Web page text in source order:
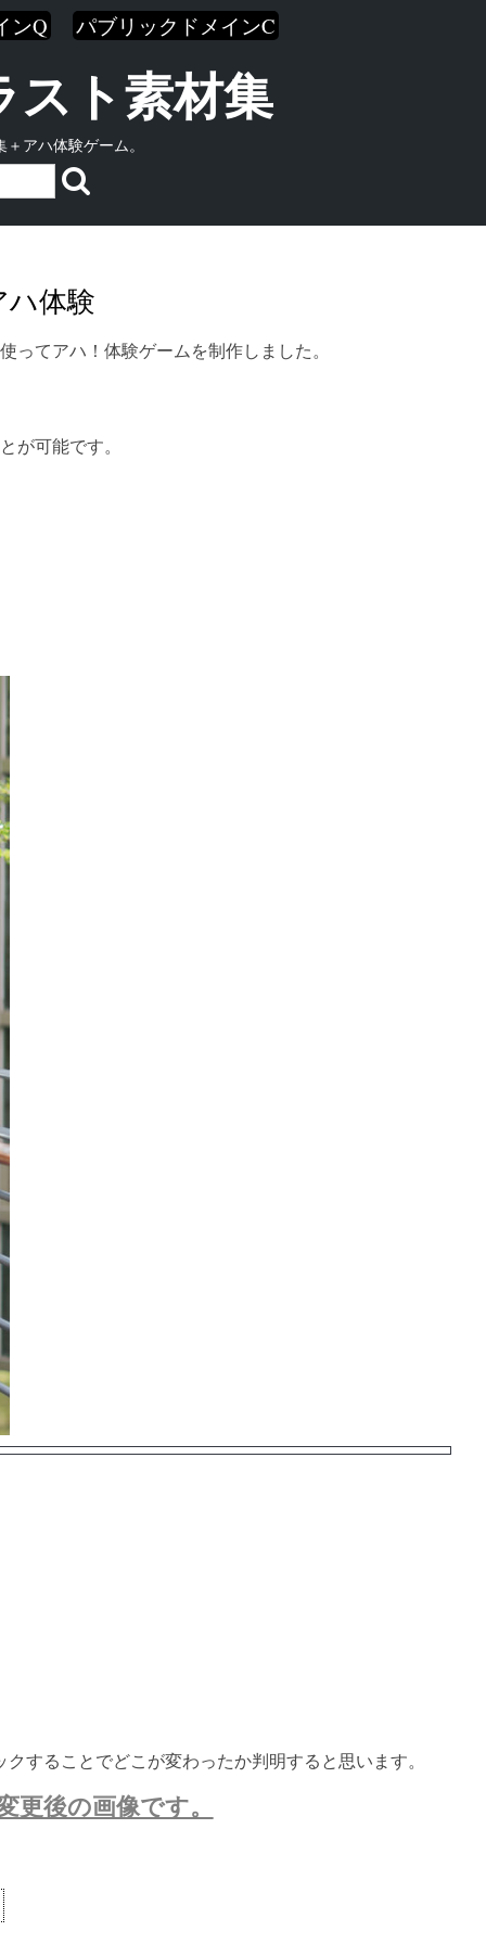
ンQ パブリックドメインC
スト素材集
アハ体験ゲーム。
ハ体験
てアハ！体験ゲームを制作しました。
が可能です。
することでどこが変わったか判明すると思います。
更後の画像です。